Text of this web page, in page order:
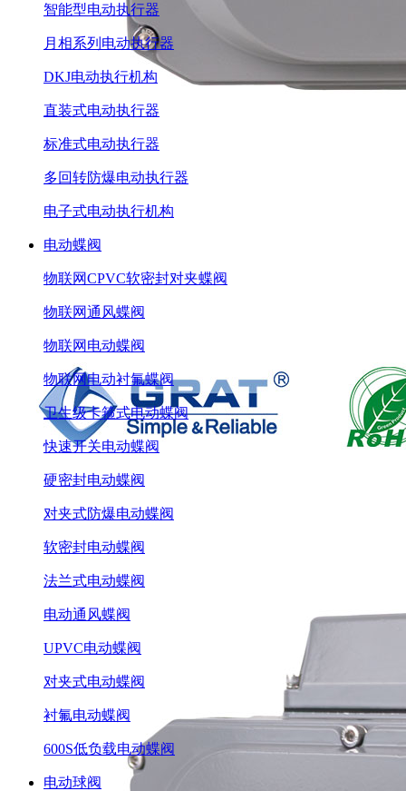
智能型电动执行器
月相系列电动执行器
DKJ电动执行机构
直装式电动执行器
标准式电动执行器
多回转防爆电动执行器
电子式电动执行机构
电动蝶阀
物联网CPVC软密封对夹蝶阀
物联网通风蝶阀
物联网电动蝶阀
物联网电动衬氟蝶阀
卫生级卡箍式电动蝶阀
快速开关电动蝶阀
硬密封电动蝶阀
对夹式防爆电动蝶阀
软密封电动蝶阀
法兰式电动蝶阀
电动通风蝶阀
UPVC电动蝶阀
对夹式电动蝶阀
衬氟电动蝶阀
600S低负载电动蝶阀
电动球阀